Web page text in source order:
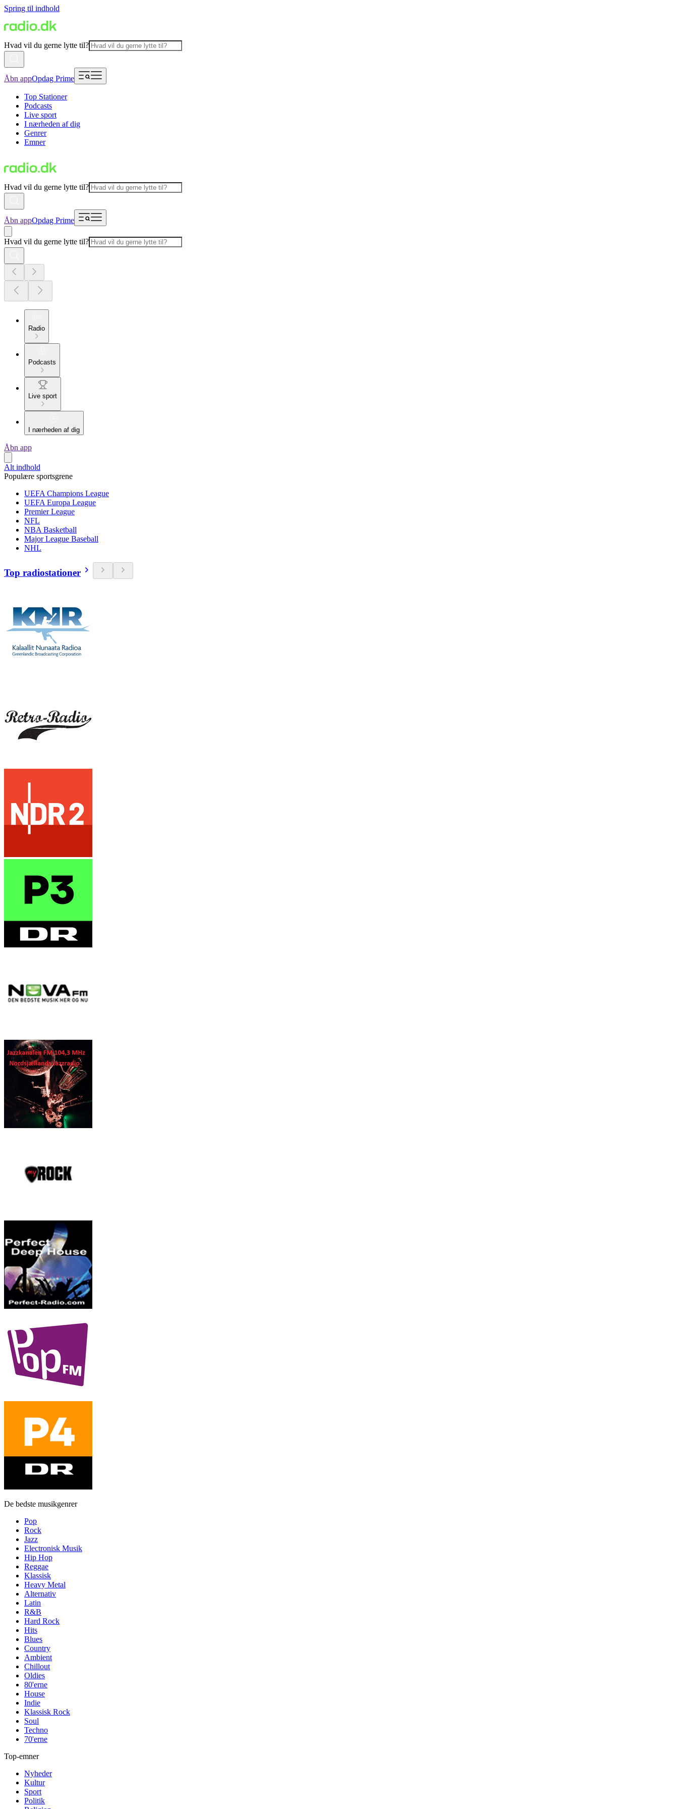
Spring til indhold
Hvad vil du gerne lytte til?
Åbn appOpdag Prime
Top Stationer
Podcasts
Live sport
I nærheden af dig
Genrer
Emner
Hvad vil du gerne lytte til?
Åbn appOpdag Prime
Hvad vil du gerne lytte til?
Radio
Podcasts
Live sport
I nærheden af dig
Åbn app
Alt indhold
Populære sportsgrene
UEFA Champions League
UEFA Europa League
Premier League
NFL
NBA Basketball
Major League Baseball
NHL
Top radiostationer
De bedste musikgenrer
Pop
Rock
Jazz
Electronisk Musik
Hip Hop
Reggae
Klassisk
Heavy Metal
Alternativ
Latin
R&B
Hard Rock
Hits
Blues
Country
Ambient
Chillout
Oldies
80'erne
House
Indie
Klassisk Rock
Soul
Techno
70'erne
Top-emner
Nyheder
Kultur
Sport
Politik